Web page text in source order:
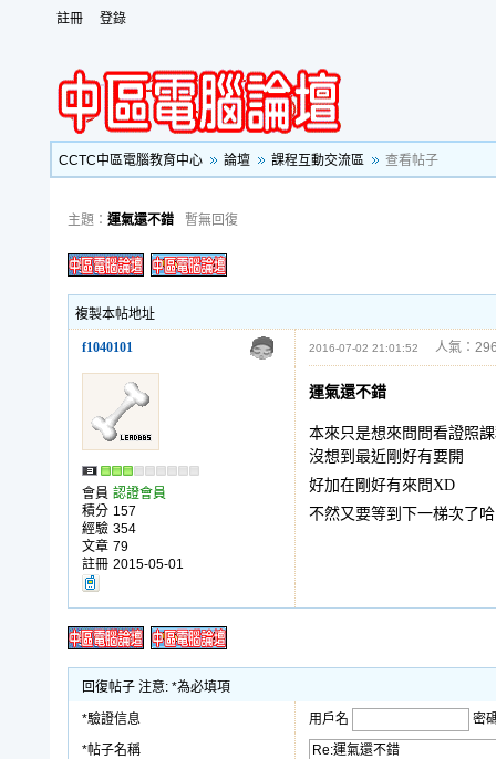
註冊 登錄
CCTC中區電腦教育中心 論壇 課程互動交流區 查看帖子
主題： 運氣還不錯 暫無回復
複製本帖地址
f1040101 2016-07-02 21:01:52 人氣：
會員 認證會員
積分 157
經驗 354
文章 79
註冊 2015-05-01
運氣還不錯
本來只是想來問問看證照
沒想到最近剛好有要開
好加在剛好有來問XD
不然又要等到下一梯次了
回復帖子 注意: *為必填項
*驗證信息 用戶名
密
*帖子名稱